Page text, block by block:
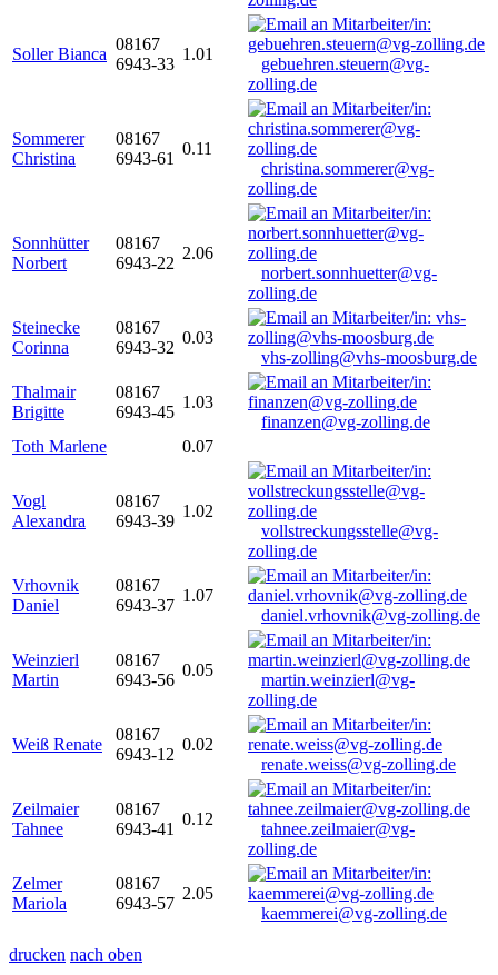
Soller Bianca
08167
6943-33
1.01
gebuehren.steuern@vg-
zolling.de
Sommerer
Christina
08167
6943-61
0.11
christina.sommerer@vg-
zolling.de
Sonnhütter
Norbert
08167
6943-22
2.06
norbert.sonnhuetter@vg-
zolling.de
Steinecke
Corinna
08167
6943-32
0.03
vhs-zolling@vhs-moosburg.de
Thalmair
Brigitte
08167
6943-45
1.03
finanzen@vg-zolling.de
Toth Marlene
0.07
Vogl
Alexandra
08167
6943-39
1.02
vollstreckungsstelle@vg-
zolling.de
Vrhovnik
Daniel
08167
6943-37
1.07
daniel.vrhovnik@vg-zolling.de
Weinzierl
Martin
08167
6943-56
0.05
martin.weinzierl@vg-
zolling.de
Weiß Renate
08167
6943-12
0.02
renate.weiss@vg-zolling.de
Zeilmaier
Tahnee
08167
6943-41
0.12
tahnee.zeilmaier@vg-
zolling.de
Zelmer
Mariola
08167
6943-57
2.05
kaemmerei@vg-zolling.de
drucken nach oben